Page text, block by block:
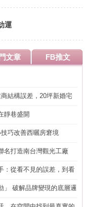
運
文章 FB推文
結構誤差，20坪新婚宅
靜巷盛開
巧改善西曬房窘境
名打造南台灣觀光工廠
：從看不見的誤差，到看
」 破解品牌變現的底層邏